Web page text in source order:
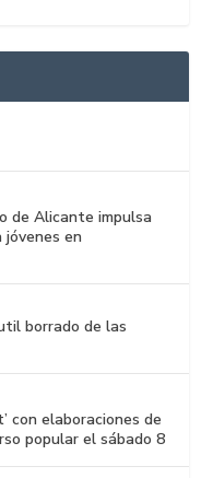
de Alicante impulsa
en
borrado de las
con elaboraciones de
popular el sábado 8